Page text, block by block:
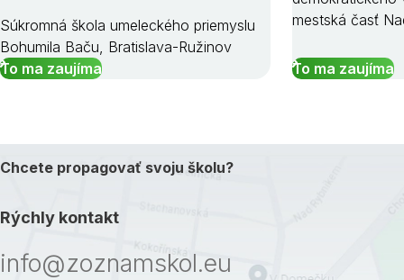
Súkromná škola umeleckého priemyslu
Bohumila Baču, Bratislava-Ružinov
To ma zaujíma
mestská časť
To ma zaujíma
Chcete propagovať svoju školu?
Rýchly kontakt
info@zoznamskol.eu